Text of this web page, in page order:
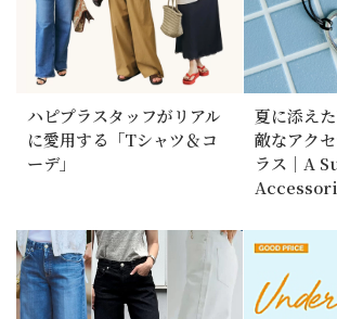
ハピプラスタッフがリアル
に愛用する「Tシャツ＆コ
ーデ」
夏に添え
敵なアク
ラス｜A